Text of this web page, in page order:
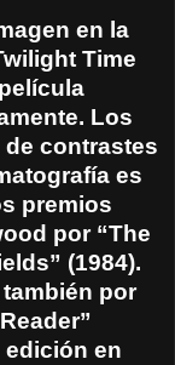
en la
Time
Los
contrastes
es
premios
por “The
(1984).
por
edición en